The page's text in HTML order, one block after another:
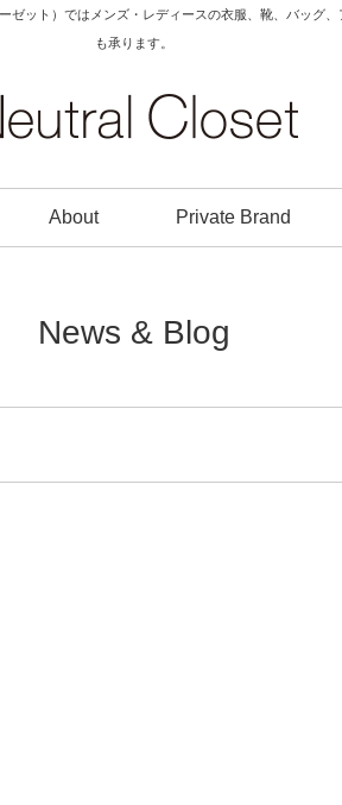
ット）ではメンズ・レディースの衣服、靴、バッグ
も承ります。
About Private Brand
News & Blog